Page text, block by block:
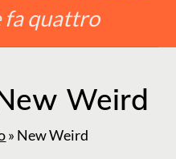
fa quattro
Weird
» New Weird